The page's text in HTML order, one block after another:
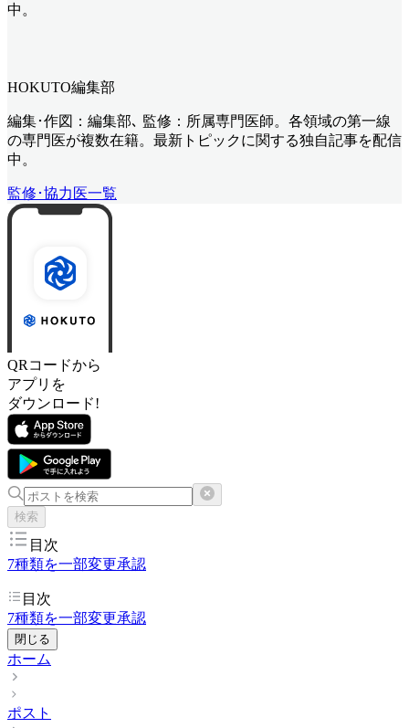
中。
HOKUTO編集部
編集･作図：編集部､ 監修：所属専門医師。各領域の第一線
の専門医が複数在籍。最新トピックに関する独自記事を配信
中。
監修･協力医一覧
QRコードから
アプリを
ダウンロード!
検索
目次
7種類を一部変更承認
目次
7種類を一部変更承認
閉じる
ホーム
ポスト